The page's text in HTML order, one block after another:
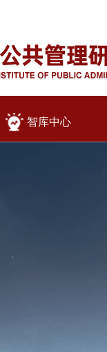
智库中心